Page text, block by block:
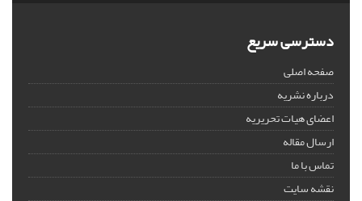
دسترسی سریع
صفحه اصلی
درباره نشریه
اعضای هیات تحریریه
ارسال مقاله
تماس با ما
نقشه سایت